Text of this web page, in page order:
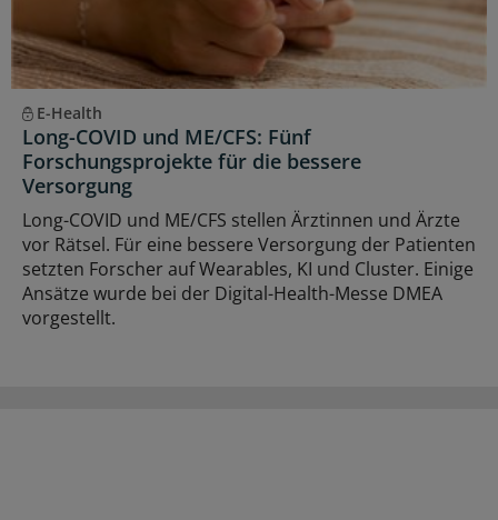
E-Health
Long-COVID und ME/CFS: Fünf
Forschungsprojekte für die bessere
Versorgung
Long-COVID und ME/CFS stellen Ärztinnen und Ärzte
vor Rätsel. Für eine bessere Versorgung der Patienten
setzten Forscher auf Wearables, KI und Cluster. Einige
Ansätze wurde bei der Digital-Health-Messe DMEA
vorgestellt.